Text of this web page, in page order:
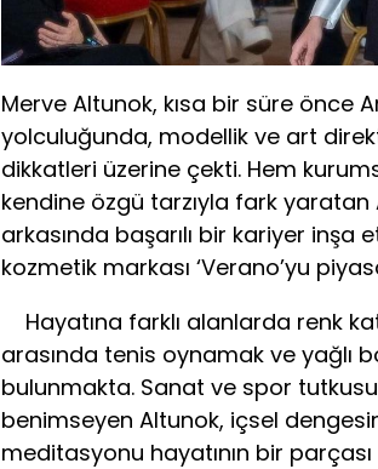
Merve Altunok, kısa bir süre önce
yolculuğunda, modellik ve art
dikkatleri üzerine çekti. Hem
kendine özgü tarzıyla fark yaratan
arkasında başarılı bir kariyer inşa
kozmetik markası ‘Verano’yu
Hayatına farklı alanlarda renk
arasında tenis oynamak ve yağlı
bulunmakta. Sanat ve spor
benimseyen Altunok, içsel
meditasyonu hayatının bir